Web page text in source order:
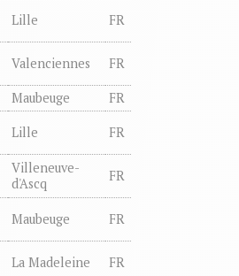
Lille FR
Valenciennes FR
Maubeuge FR
Lille FR
Villeneuve-
d'Ascq
FR
Maubeuge FR
La Madeleine FR